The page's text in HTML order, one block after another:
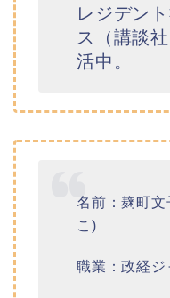
レジデン
ス（講談
活中。
名前：麹町
こ)
職業：政経ジ